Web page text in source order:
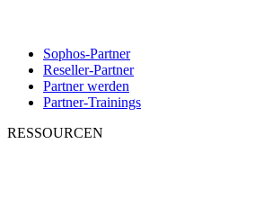
Sophos-Partner
Reseller-Partner
Partner werden
Partner-Trainings
RESSOURCEN